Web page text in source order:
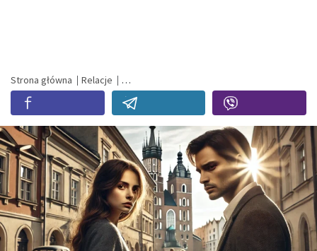
Strona główna Relacje